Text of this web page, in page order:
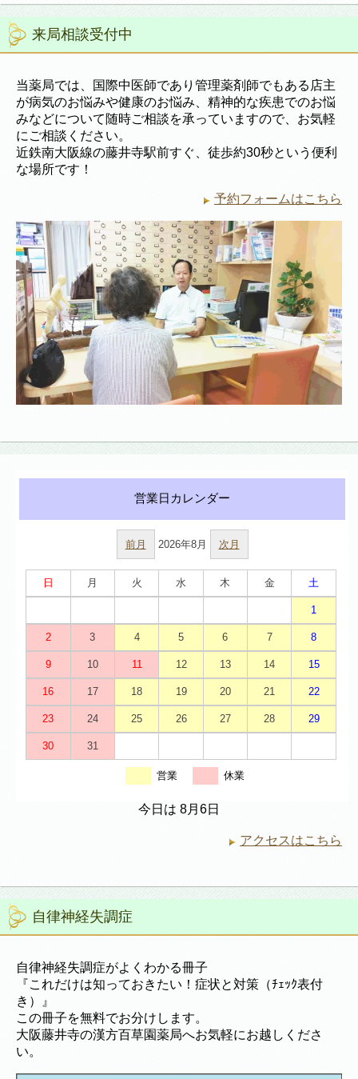
来局相談受付中
当薬局では、国際中医師であり管理薬剤師でもある店主
が病気のお悩みや健康のお悩み、精神的な疾患でのお悩
みなどについて随時ご相談を承っていますので、お気軽
にご相談ください。
近鉄南大阪線の藤井寺駅前すぐ、徒歩約30秒という便利
な場所です！
予約フォームはこちら
前月 2026年8月 次月
日 月 火 水 木 金 土
1
2 3 4 5 6 7 8
9 10 11 12 13 14 15
16 17 18 19 20 21 22
23 24 25 26 27 28 29
30 31
営業 休業
今日は 8月6日
アクセスはこちら
自律神経失調症
自律神経失調症がよくわかる冊子
『これだけは知っておきたい！症状と対策（ﾁｪｯｸ表付
き）』
この冊子を無料でお分けします。
大阪藤井寺の漢方百草園薬局へお気軽にお越しくださ
い。